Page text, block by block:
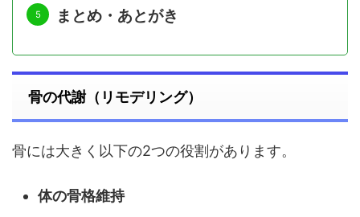
まとめ・あとがき
骨の代謝（リモデリング）
骨には大きく以下の2つの役割があります。
体の骨格維持